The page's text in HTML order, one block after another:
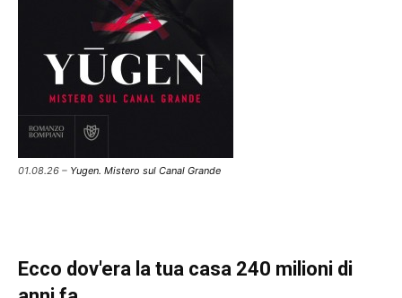
01.08.26 – Yugen. Mistero sul Canal Grande
Ecco dov'era la tua casa 240 milioni di